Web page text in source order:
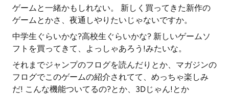
ゲームと一緒かもしれない。 新しく買ってきた新作の
ゲームとかさ、夜通しやりたいじゃないですか。
中学生ぐらいかな?高校生ぐらいかな? 新しいゲームソ
フトを買ってきて、よっしゃあろう!みたいな。
それまでジャンプのフログを読んだりとか、マガジンの
フログでこのゲームの紹介されてて、めっちゃ楽しみ
だ! こんな機能ついてるの?とか、3Dじゃん!とか